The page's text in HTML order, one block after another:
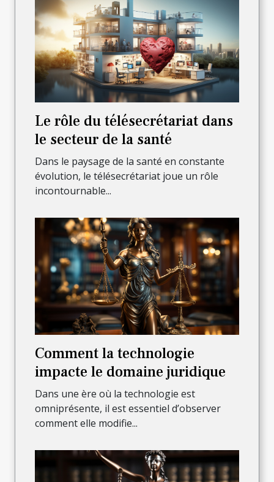
Le rôle du télésecrétariat dans
le secteur de la santé
Dans le paysage de la santé en constante
évolution, le télésecrétariat joue un rôle
incontournable...
Comment la technologie
impacte le domaine juridique
Dans une ère où la technologie est
omniprésente, il est essentiel d’observer
comment elle modifie...